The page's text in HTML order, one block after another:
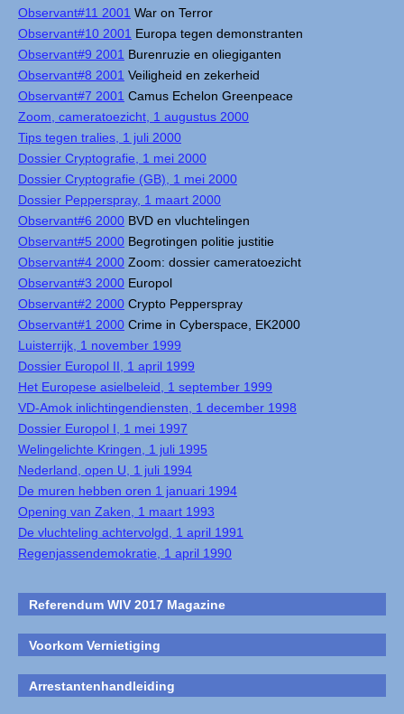
Observant#11 2001 War on Terror
Observant#10 2001 Europa tegen demonstranten
Observant#9 2001 Burenruzie en oliegiganten
Observant#8 2001 Veiligheid en zekerheid
Observant#7 2001 Camus Echelon Greenpeace
Zoom, cameratoezicht, 1 augustus 2000
Tips tegen tralies, 1 juli 2000
Dossier Cryptografie, 1 mei 2000
Dossier Cryptografie (GB), 1 mei 2000
Dossier Pepperspray, 1 maart 2000
Observant#6 2000 BVD en vluchtelingen
Observant#5 2000 Begrotingen politie justitie
Observant#4 2000 Zoom: dossier cameratoezicht
Observant#3 2000 Europol
Observant#2 2000 Crypto Pepperspray
Observant#1 2000 Crime in Cyberspace, EK2000
Luisterrijk, 1 november 1999
Dossier Europol II, 1 april 1999
Het Europese asielbeleid, 1 september 1999
VD-Amok inlichtingendiensten, 1 december 1998
Dossier Europol I, 1 mei 1997
Welingelichte Kringen, 1 juli 1995
Nederland, open U, 1 juli 1994
De muren hebben oren 1 januari 1994
Opening van Zaken, 1 maart 1993
De vluchteling achtervolgd, 1 april 1991
Regenjassendemokratie, 1 april 1990
Referendum WIV 2017 Magazine
Voorkom Vernietiging
Arrestantenhandleiding